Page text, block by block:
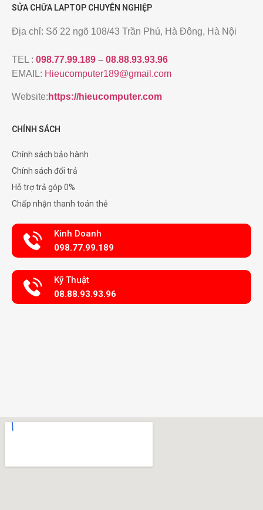
SỬA CHỮA LAPTOP CHUYÊN NGHIỆP
Địa chỉ: Số 22 ngõ 108/43 Trần Phú, Hà Đông, Hà Nội
TEL : 098.77.99.189 – 08.88.93.93.96
EMAIL: Hieucomputer189@gmail.com
Website: https://hieucomputer.com
CHÍNH SÁCH
Chính sách bảo hành
Chính sách đổi trả
Hỗ trợ trả góp 0%
Chấp nhận thanh toán thẻ
Kinh Doanh
098.77.99.189
Kỹ Thuật
08.88.93.93.96